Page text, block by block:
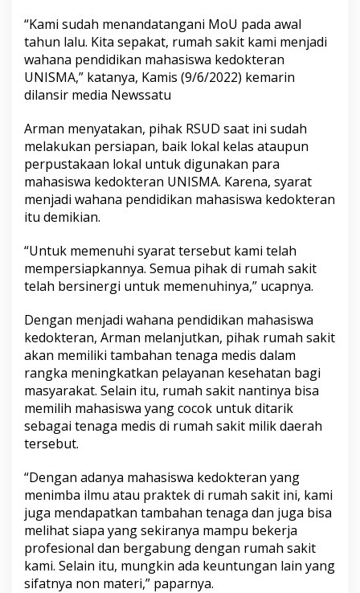
“Kami sudah menandatangani MoU pada awal
tahun lalu. Kita sepakat, rumah sakit kami menjadi
wahana pendidikan mahasiswa kedokteran
UNISMA,” katanya, Kamis (9/6/2022) kemarin
dilansir media Newssatu
Arman menyatakan, pihak RSUD saat ini sudah
melakukan persiapan, baik lokal kelas ataupun
perpustakaan lokal untuk digunakan para
mahasiswa kedokteran UNISMA. Karena, syarat
menjadi wahana pendidikan mahasiswa kedokteran
itu demikian.
“Untuk memenuhi syarat tersebut kami telah
mempersiapkannya. Semua pihak di rumah sakit
telah bersinergi untuk memenuhinya,” ucapnya.
Dengan menjadi wahana pendidikan mahasiswa
kedokteran, Arman melanjutkan, pihak rumah sakit
akan memiliki tambahan tenaga medis dalam
rangka meningkatkan pelayanan kesehatan bagi
masyarakat. Selain itu, rumah sakit nantinya bisa
memilih mahasiswa yang cocok untuk ditarik
sebagai tenaga medis di rumah sakit milik daerah
tersebut.
“Dengan adanya mahasiswa kedokteran yang
menimba ilmu atau praktek di rumah sakit ini, kami
juga mendapatkan tambahan tenaga dan juga bisa
melihat siapa yang sekiranya mampu bekerja
profesional dan bergabung dengan rumah sakit
kami. Selain itu, mungkin ada keuntungan lain yang
sifatnya non materi,” paparnya.